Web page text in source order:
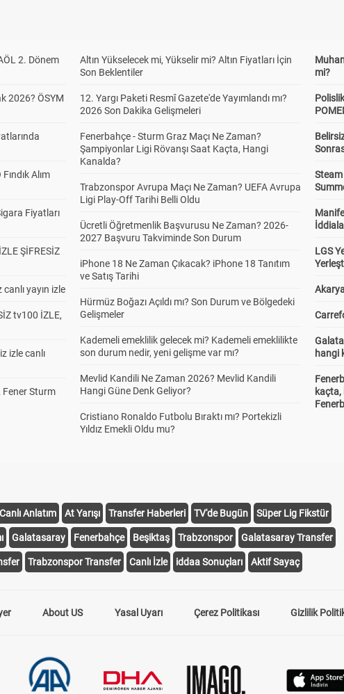
2. Dönem
2026? ÖSYM
Alım
Fiyatları
ŞİFRESİZ
yayın izle
tv100 İZLE,
izle canlı
Fener Sturm
Altın Yükselecek mi, Yükselir mi? Altın Fiyatları İçin
Son Beklentiler
12. Yargı Paketi Resmî Gazete'de Yayımlandı mı?
2026 Son Dakika Gelişmeleri
Fenerbahçe - Sturm Graz Maçı Ne Zaman?
Şampiyonlar Ligi Rövanşı Saat Kaçta, Hangi
Kanalda?
Trabzonspor Avrupa Maçı Ne Zaman? UEFA Avrupa
Ligi Play-Off Tarihi Belli Oldu
Ücretli Öğretmenlik Başvurusu Ne Zaman? 2026-
2027 Başvuru Takviminde Son Durum
iPhone 18 Ne Zaman Çıkacak? iPhone 18 Tanıtım
ve Satış Tarihi
Hürmüz Boğazı Açıldı mı? Son Durum ve Bölgedeki
Gelişmeler
Kademeli emeklilik gelecek mi? Kademeli emeklilikte
son durum nedir, yeni gelişme var mı?
Mevlid Kandili Ne Zaman 2026? Mevlid Kandili
Hangi Güne Denk Geliyor?
Cristiano Ronaldo Futbolu Bıraktı mı? Portekizli
Yıldız Emekli Oldu mu?
mi?
LGS
hangi
kaçta,
Canlı Anlatım At Yarışı Transfer Haberleri TV'de Bugün Süper Lig Fikstür
Galatasaray Fenerbahçe Beşiktaş Trabzonspor Galatasaray Transfer
Trabzonspor Transfer Canlı İzle iddaa Sonuçları Aktif Sayaç
About US Yasal Uyarı Çerez Politikası Gizlilik